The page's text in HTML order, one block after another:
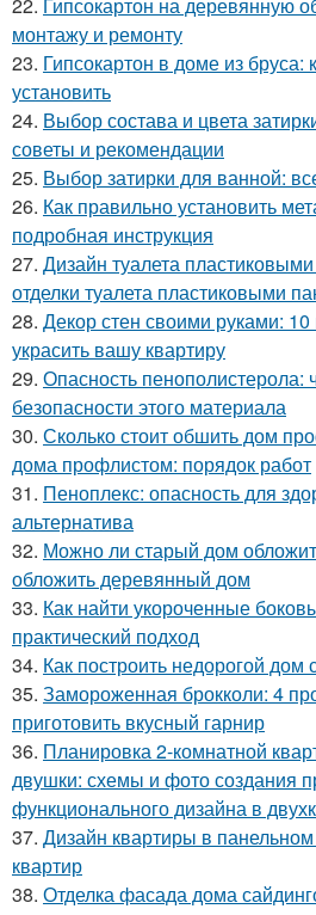
монтажу и ремонту
23. Гипсокартон в доме из бруса:
установить
24. Выбор состава и цвета
советы и рекомендации
25. Выбор затирки для ванной:
26. Как правильно установить
подробная инструкция
27. Дизайн туалета
отделки туалета пластиковыми
28. Декор стен своими руками:
украсить вашу квартиру
29. Опасность пенополистерола:
безопасности этого материала
30. Сколько стоит обшить дом
дома профлистом: порядок работ
31. Пеноплекс: опасность для
альтернатива
32. Можно ли старый дом
обложить деревянный дом
33. Как найти укороченные
практический подход
34. Как построить недорогой
35. Замороженная брокколи: 4
приготовить вкусный гарнир
36. Планировка 2-комнатной
двушки: схемы и фото создания
функционального дизайна в
37. Дизайн квартиры в
квартир
38. Отделка фасада дома